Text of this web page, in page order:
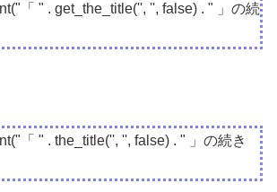
「 " . get_the_title('', '', false) . " 」の続
「 " . the_title('', '', false) . " 」の続き